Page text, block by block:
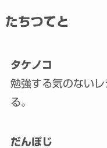
たちつてと
タケノコ
勉強する気のない
る。
だんぽじ